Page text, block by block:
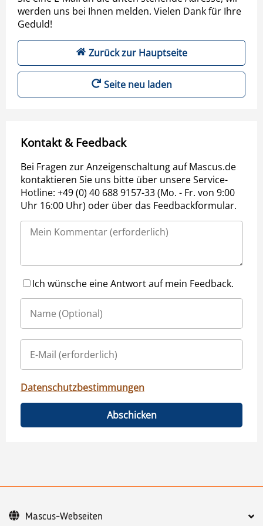
werden uns bei Ihnen melden. Vielen Dank für Ihre
Geduld!
Zurück zur Hauptseite
Seite neu laden
Kontakt & Feedback
Bei Fragen zur Anzeigenschaltung auf Mascus.de
kontaktieren Sie uns bitte über unsere Service-
Hotline: +49 (0) 40 688 9157-33 (Mo. - Fr. von 9:00
Uhr 16:00 Uhr) oder über das Feedbackformular.
Ich wünsche eine Antwort auf mein Feedback.
Datenschutzbestimmungen
Abschicken
Mascus-Webseiten